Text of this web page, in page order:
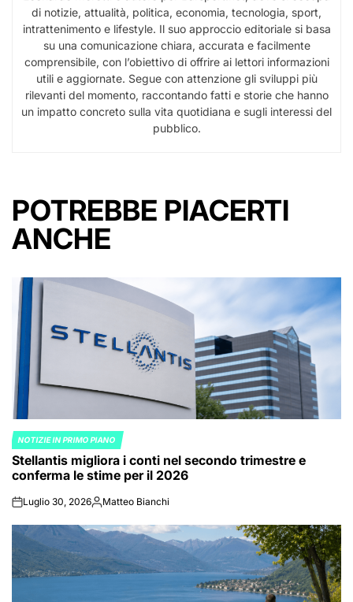
di notizie, attualità, politica, economia, tecnologia, sport,
intrattenimento e lifestyle. Il suo approccio editoriale si basa
su una comunicazione chiara, accurata e facilmente
comprensibile, con l’obiettivo di offrire ai lettori informazioni
utili e aggiornate. Segue con attenzione gli sviluppi più
rilevanti del momento, raccontando fatti e storie che hanno
un impatto concreto sulla vita quotidiana e sugli interessi del
pubblico.
POTREBBE PIACERTI
ANCHE
POSTED
IN
NOTIZIE IN PRIMO PIANO
Stellantis migliora i conti nel secondo trimestre e
conferma le stime per il 2026
onLuglio 30, 2026Posted
Matteo Bianchi